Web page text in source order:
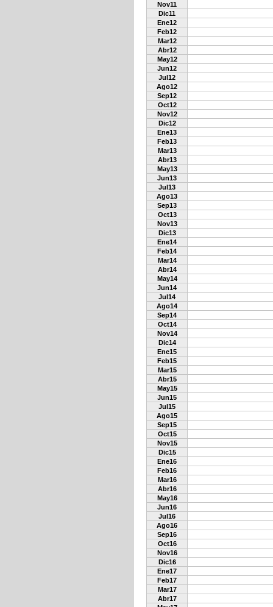
Nov11
Dic11
Ene12
Feb12
Mar12
Abr12
May12
Jun12
Jul12
Ago12
Sep12
Oct12
Nov12
Dic12
Ene13
Feb13
Mar13
Abr13
May13
Jun13
Jul13
Ago13
Sep13
Oct13
Nov13
Dic13
Ene14
Feb14
Mar14
Abr14
May14
Jun14
Jul14
Ago14
Sep14
Oct14
Nov14
Dic14
Ene15
Feb15
Mar15
Abr15
May15
Jun15
Jul15
Ago15
Sep15
Oct15
Nov15
Dic15
Ene16
Feb16
Mar16
Abr16
May16
Jun16
Jul16
Ago16
Sep16
Oct16
Nov16
Dic16
Ene17
Feb17
Mar17
Abr17